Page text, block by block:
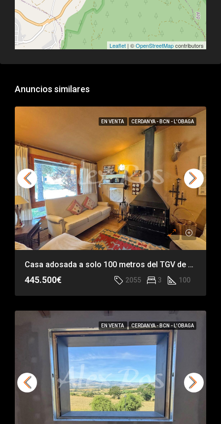
Leaflet | ©OpenStreetMapcontributors
Anuncios similares
EN VENTA CERDANYA - BCN - L'OBAGA
Casa adosada a solo 100 metros del TGV de La Masella
445.500€ 2055 3 100
EN VENTA CERDANYA - BCN - L'OBAGA